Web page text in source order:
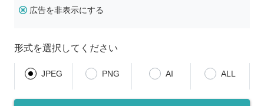
広告を非表示にする
形式を選択してください
JPEG PNG AI ALL